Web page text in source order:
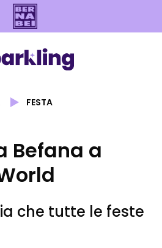
FESTA
Befana a
che tutte le feste